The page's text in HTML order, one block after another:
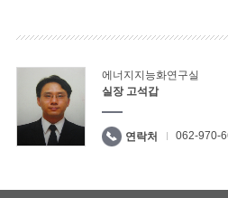
에너지지능화연구실
실장 고석갑
연락처 062-970-